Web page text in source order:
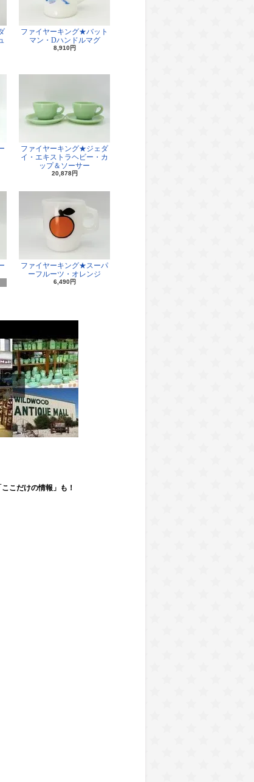
ファイヤーキング★バット
マン・Dハンドルマグ
8,910円
ファイヤーキング★ジェダ
イ・エキストラヘビー・カ
ップ＆ソーサー
20,878円
ファイヤーキング★スーパ
ーフルーツ・オレンジ
6,490円
こだけの情報」も！